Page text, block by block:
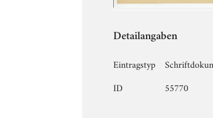
Detailangaben
Eintragstyp
ID
55770